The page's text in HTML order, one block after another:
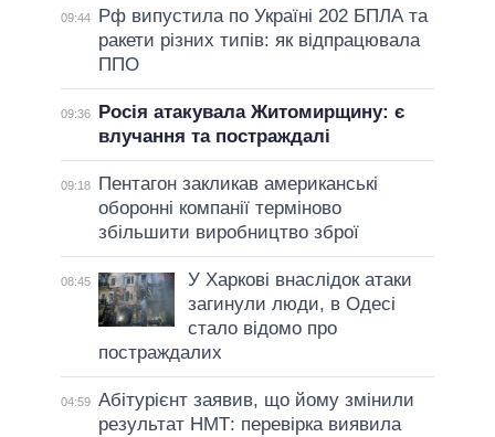
09:44
Рф випустила по Україні 202 БПЛА та
ракети різних типів: як відпрацювала
ППО
09:36
Росія атакувала Житомирщину: є
влучання та постраждалі
09:18
Пентагон закликав американські
оборонні компанії терміново
збільшити виробництво зброї
08:45
У Харкові внаслідок атаки
загинули люди, в Одесі
стало відомо про
постраждалих
04:59 Абітурієнт заявив, що йому змінили
результат НМТ: перевірка виявила